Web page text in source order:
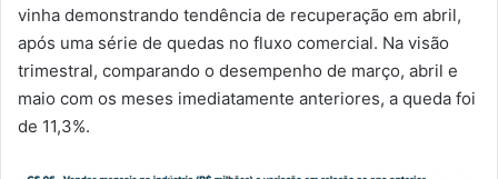
vinha demonstrando tendência de recuperação em abril,
após uma série de quedas no fluxo comercial. Na visão
trimestral, comparando o desempenho de março, abril e
maio com os meses imediatamente anteriores, a queda foi
de 11,3%.